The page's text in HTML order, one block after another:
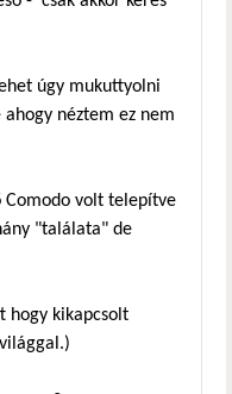
úgy mukuttyolni
ahogy néztem ez nem
Comodo volt telepítve
"találata" de
hogy kikapcsolt